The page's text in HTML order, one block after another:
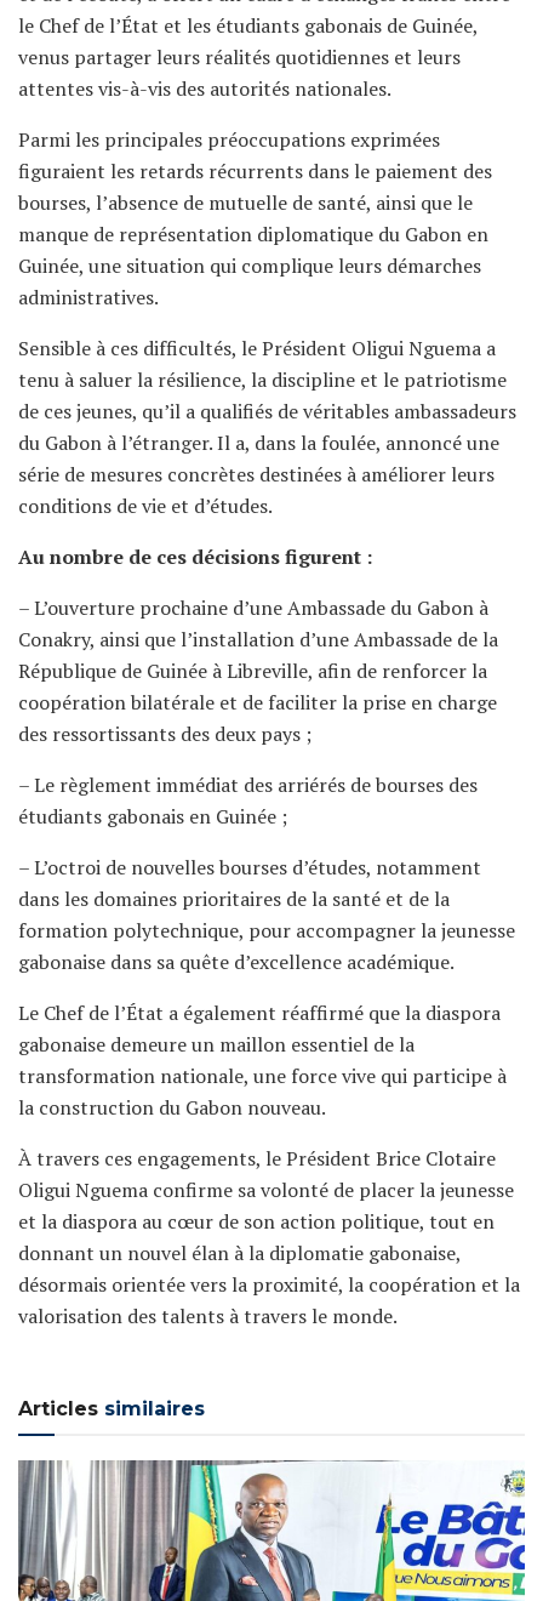
le Chef de l’État et les étudiants gabonais de Guinée,
venus partager leurs réalités quotidiennes et leurs
attentes vis-à-vis des autorités nationales.
Parmi les principales préoccupations exprimées
figuraient les retards récurrents dans le paiement des
bourses, l’absence de mutuelle de santé, ainsi que le
manque de représentation diplomatique du Gabon en
Guinée, une situation qui complique leurs démarches
administratives.
Sensible à ces difficultés, le Président Oligui Nguema a
tenu à saluer la résilience, la discipline et le patriotisme
de ces jeunes, qu’il a qualifiés de véritables ambassadeurs
du Gabon à l’étranger. Il a, dans la foulée, annoncé une
série de mesures concrètes destinées à améliorer leurs
conditions de vie et d’études.
Au nombre de ces décisions figurent :
– L’ouverture prochaine d’une Ambassade du Gabon à
Conakry, ainsi que l’installation d’une Ambassade de la
République de Guinée à Libreville, afin de renforcer la
coopération bilatérale et de faciliter la prise en charge
des ressortissants des deux pays ;
– Le règlement immédiat des arriérés de bourses des
étudiants gabonais en Guinée ;
– L’octroi de nouvelles bourses d’études, notamment
dans les domaines prioritaires de la santé et de la
formation polytechnique, pour accompagner la jeunesse
gabonaise dans sa quête d’excellence académique.
Le Chef de l’État a également réaffirmé que la diaspora
gabonaise demeure un maillon essentiel de la
transformation nationale, une force vive qui participe à
la construction du Gabon nouveau.
À travers ces engagements, le Président Brice Clotaire
Oligui Nguema confirme sa volonté de placer la jeunesse
et la diaspora au cœur de son action politique, tout en
donnant un nouvel élan à la diplomatie gabonaise,
désormais orientée vers la proximité, la coopération et la
valorisation des talents à travers le monde.
Articles similaires